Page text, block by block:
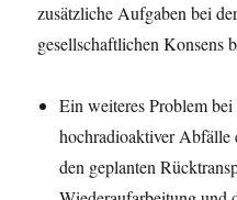
zusätzliche Aufgaben bei
gesellschaftlichen Konsens
Ein weiteres Problem
hochradioaktiver Abfälle
den geplanten